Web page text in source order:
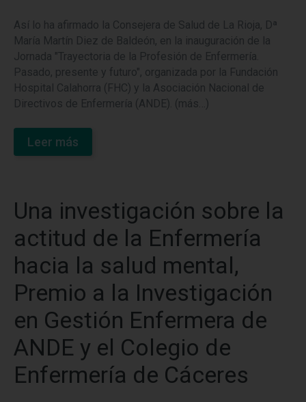
Así lo ha afirmado la Consejera de Salud de La Rioja, Dª
María Martín Diez de Baldeón, en la inauguración de la
Jornada "Trayectoria de la Profesión de Enfermería.
Pasado, presente y futuro", organizada por la Fundación
Hospital Calahorra (FHC) y la Asociación Nacional de
Directivos de Enfermería (ANDE). (más…)
Leer más
Una investigación sobre la
actitud de la Enfermería
hacia la salud mental,
Premio a la Investigación
en Gestión Enfermera de
ANDE y el Colegio de
Enfermería de Cáceres